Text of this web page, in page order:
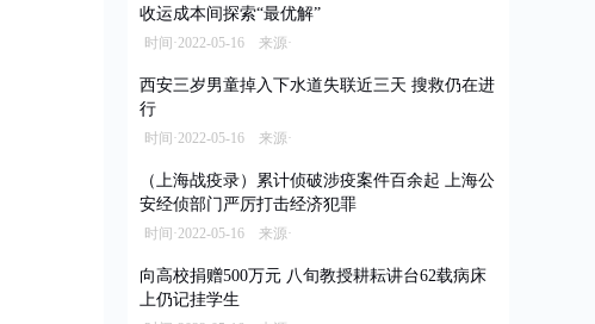
收运成本间探索“最优解”
时间·2022-05-16 来源·
西安三岁男童掉入下水道失联近三天 搜救仍在进
行
时间·2022-05-16 来源·
（上海战疫录）累计侦破涉疫案件百余起 上海公
安经侦部门严厉打击经济犯罪
时间·2022-05-16 来源·
向高校捐赠500万元 八旬教授耕耘讲台62载病床
上仍记挂学生